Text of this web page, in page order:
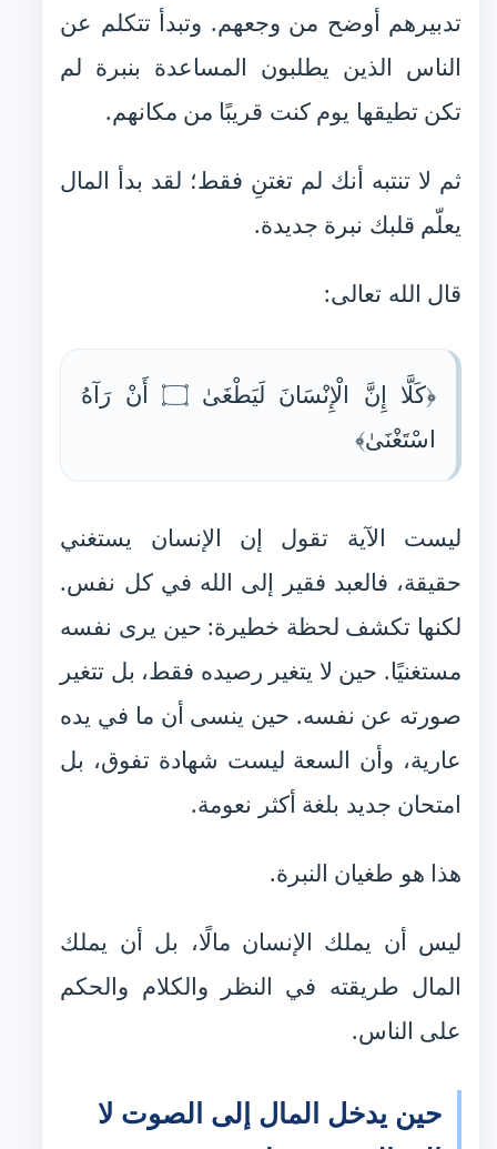
تدبيرهم أوضح من وجعهم. وتبدأ تتكلم عن
الناس الذين يطلبون المساعدة بنبرة لم
تكن تطيقها يوم كنت قريبًا من مكانهم.
ثم لا تنتبه أنك لم تغتنِ فقط؛ لقد بدأ المال
يعلّم قلبك نبرة جديدة.
قال الله تعالى:
﴿كَلَّا إِنَّ الْإِنْسَانَ لَيَطْغَىٰ ۝ أَنْ رَآهُ
اسْتَغْنَىٰ﴾
ليست الآية تقول إن الإنسان يستغني
حقيقة، فالعبد فقير إلى الله في كل نفس.
لكنها تكشف لحظة خطيرة: حين يرى نفسه
مستغنيًا. حين لا يتغير رصيده فقط، بل تتغير
صورته عن نفسه. حين ينسى أن ما في يده
عارية، وأن السعة ليست شهادة تفوق، بل
امتحان جديد بلغة أكثر نعومة.
هذا هو طغيان النبرة.
ليس أن يملك الإنسان مالًا، بل أن يملك
المال طريقته في النظر والكلام والحكم
على الناس.
حين يدخل المال إلى الصوت لا